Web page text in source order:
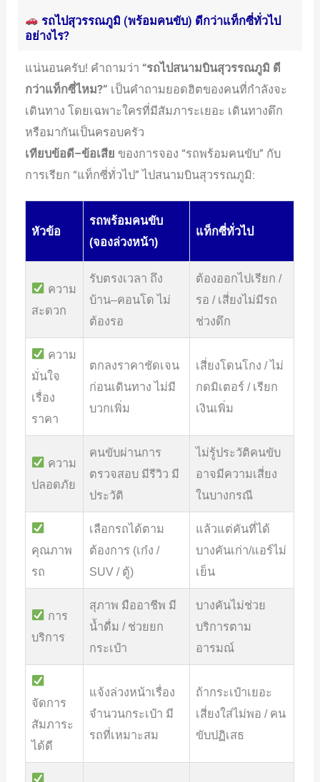
รถไปสุวรรณภูมิ (พร้อมคนขับ) ดีกว่าแท็กซี่ทั่วไป
อย่างไร?
แน่นอนครับ! คำถามว่า “รถไปสนามบินสุวรรณภูมิ ดี
กว่าแท็กซี่ไหม?” เป็นคำถามยอดฮิตของคนที่กำลังจะ
เดินทาง โดยเฉพาะใครที่มีสัมภาระเยอะ เดินทางดึก
หรือมากันเป็นครอบครัว
เทียบข้อดี–ข้อเสีย ของการจอง “รถพร้อมคนขับ” กับ
การเรียก “แท็กซี่ทั่วไป” ไปสนามบินสุวรรณภูมิ:
หัวข้อ
รถพร้อมคนขับ
(จองล่วงหน้า)
แท็กซี่ทั่วไป
ความ
สะดวก
รับตรงเวลา ถึง
บ้าน–คอนโด ไม่
ต้องรอ
ต้องออกไปเรียก /
รอ / เสี่ยงไม่มีรถ
ช่วงดึก
ความ
มั่นใจ
เรื่อง
ราคา
ตกลงราคาชัดเจน
ก่อนเดินทาง ไม่มี
บวกเพิ่ม
เสี่ยงโดนโกง / ไม่
กดมิเตอร์ / เรียก
เงินเพิ่ม
ความ
ปลอดภัย
คนขับผ่านการ
ตรวจสอบ มีรีวิว มี
ประวัติ
ไม่รู้ประวัติคนขับ
อาจมีความเสี่ยง
ในบางกรณี
คุณภาพ
รถ
เลือกรถได้ตาม
ต้องการ (เก๋ง /
SUV / ตู้)
แล้วแต่คันที่ได้
บางคันเก่า/แอร์ไม่
เย็น
การ
บริการ
สุภาพ มืออาชีพ มี
น้ำดื่ม / ช่วยยก
กระเป๋า
บางคันไม่ช่วย
บริการตาม
อารมณ์
จัดการ
สัมภาระ
ได้ดี
แจ้งล่วงหน้าเรื่อง
จำนวนกระเป๋า มี
รถที่เหมาะสม
ถ้ากระเป๋าเยอะ
เสี่ยงใส่ไม่พอ / คน
ขับปฏิเสธ